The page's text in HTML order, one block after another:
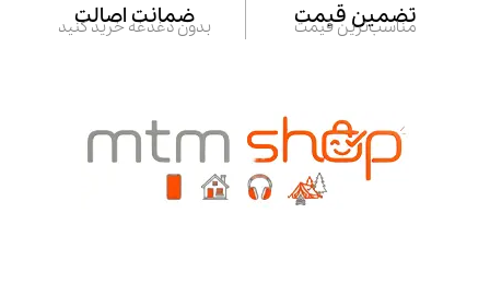
تضمین قیمت
مناسب‌ترین قیمت ضمانت اصالت
بدون دغدغه خرید کنید